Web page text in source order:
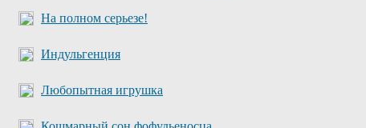
На полном серьезе!
Индульгенция
Любопытная игрушка